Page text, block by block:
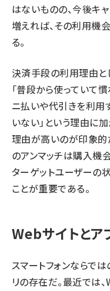
はないものの、今後キ
増えれば、その利用機
る。
決済手段の利用理由と
「普段から使っていて
ニ払いや代引きを利用
いない」という理由に加
理由が高いのが印象的
のアンマッチは購入機
ターゲットユーザーの
ことが重要である。
Webサイトと
スマートフォンならで
リの存在だ。最近では